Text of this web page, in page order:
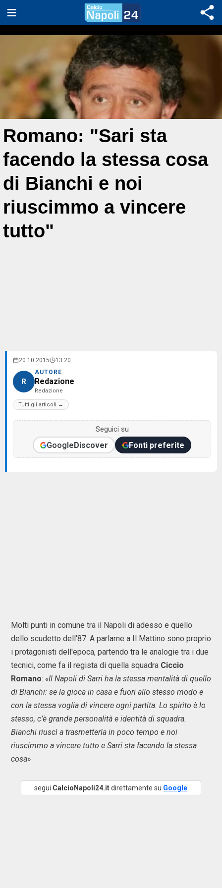
Romano: "Sari sta
facendo la stessa cosa
di Bianchi e noi
riuscimmo a vincere
tutto"
20.10.2015 13:20
R
AUTORE
Redazione
Redazione
Tutti gli articoli →
Seguici su
GoogleDiscover Fonti preferite
Molti punti in comune tra il Napoli di adesso e quello
dello scudetto dell'87. A parlarne a Il Mattino sono proprio
i protagonisti dell'epoca, partendo tra le analogie tra i due
tecnici, come fa il regista di quella squadra Ciccio
Romano: «Il Napoli di Sarri ha la stessa mentalità di quello
di Bianchi: se la gioca in casa e fuori allo stesso modo e
con la stessa voglia di vincere ogni partita. Lo spirito è lo
stesso, c’è grande personalità e identità di squadra.
Bianchi riuscì a trasmetterla in poco tempo e noi
riuscimmo a vincere tutto e Sarri sta facendo la stessa
cosa»
segui CalcioNapoli24.itdirettamente su Google